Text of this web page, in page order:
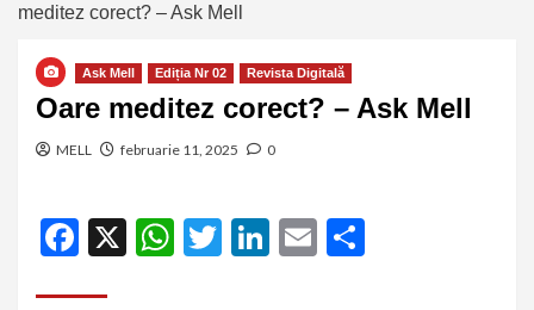
meditez corect? – Ask Mell
Ask Mell Ediția Nr 02 Revista Digitală
Oare meditez corect? – Ask Mell
MELL februarie 11, 2025 0
Facebook
X WhatsApp
Twitter
LinkedIn
Email